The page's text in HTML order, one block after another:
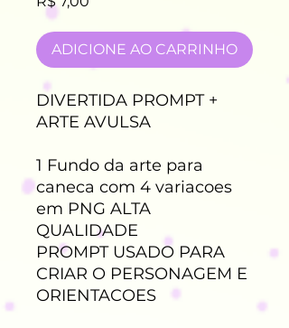
ADICIONE AO CARRINHO
DIVERTIDA PROMPT +
ARTE AVULSA
1 Fundo da arte para
caneca com 4 variacoes
em PNG ALTA
QUALIDADE
PROMPT USADO PARA
CRIAR O PERSONAGEM E
ORIENTACOES